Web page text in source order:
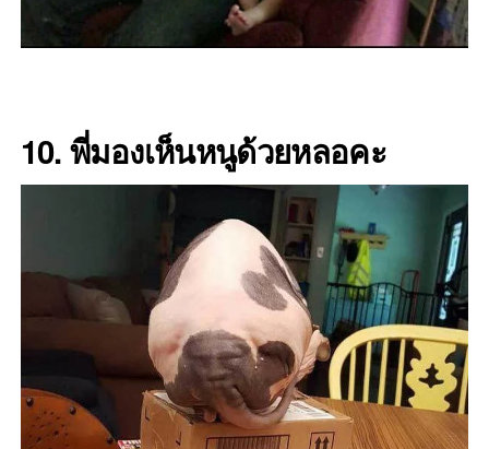
10. พี่มองเห็นหนูด้วยหลอคะ